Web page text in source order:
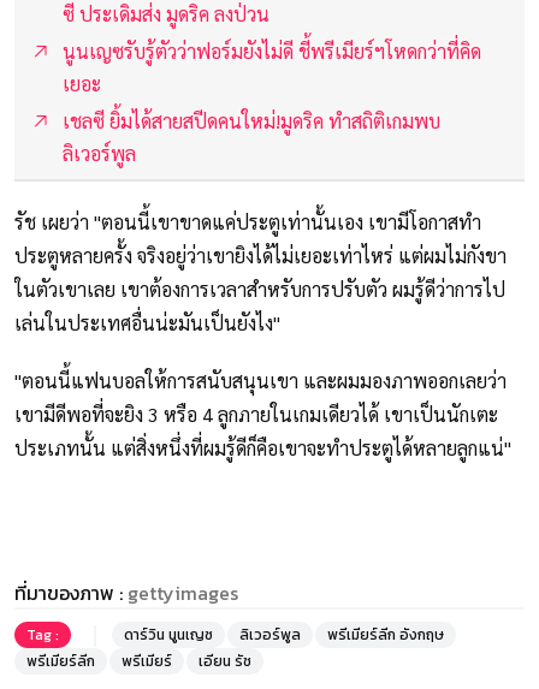
ซี ประเดิมส่ง มูดริค ลงป่วน
นูนเญซรับรู้ตัวว่าฟอร์มยังไม่ดี ชี้พรีเมียร์ฯโหดกว่าที่คิด
เยอะ
เชลซี ยิ้มได้สายสปีดคนใหม่!มูดริค ทำสถิติเกมพบ
ลิเวอร์พูล
รัช เผยว่า "ตอนนี้เขาขาดแค่ประตูเท่านั้นเอง เขามีโอกาสทำ
ประตูหลายครั้ง จริงอยู่ว่าเขายิงได้ไม่เยอะเท่าไหร่ แต่ผมไม่กังขา
ในตัวเขาเลย เขาต้องการเวลาสำหรับการปรับตัว ผมรู้ดีว่าการไป
เล่นในประเทศอื่นน่ะมันเป็นยังไง"
"ตอนนี้แฟนบอลให้การสนับสนุนเขา และผมมองภาพออกเลยว่า
เขามีดีพอที่จะยิง 3 หรือ 4 ลูกภายในเกมเดียวได้ เขาเป็นนักเตะ
ประเภทนั้น แต่สิ่งหนึ่งที่ผมรู้ดีก็คือเขาจะทำประตูได้หลายลูกแน่"
ที่มาของภาพ : gettyimages
Tag : ดาร์วิน นูนเญซ ลิเวอร์พูล
พรีเมียร์ลีก อังกฤษ
พรีเมียร์ลีก
พรีเมียร์ เอียน รัช